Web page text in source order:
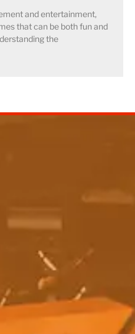
and entertainment,
that can be both fun and
the